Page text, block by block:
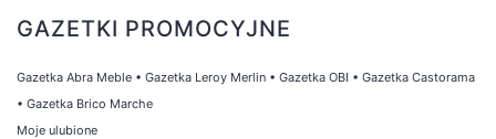
GAZETKI PROMOCYJNE
Gazetka Abra Meble • Gazetka Leroy Merlin • Gazetka OBI • Gazetka Castorama
• Gazetka Brico Marche
Moje ulubione